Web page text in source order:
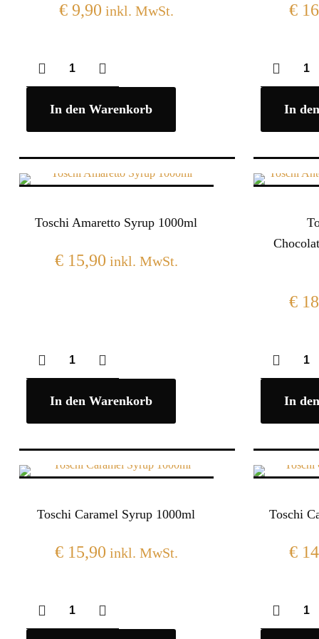
€9,90 inkl. MwSt.
In den Warenkorb
€
In
Toschi Amaretto Syrup 1000ml
€15,90 inkl. MwSt.
In den Warenkorb
€
In
Toschi Caramel Syrup 1000ml
€15,90 inkl. MwSt.
Toschi
€